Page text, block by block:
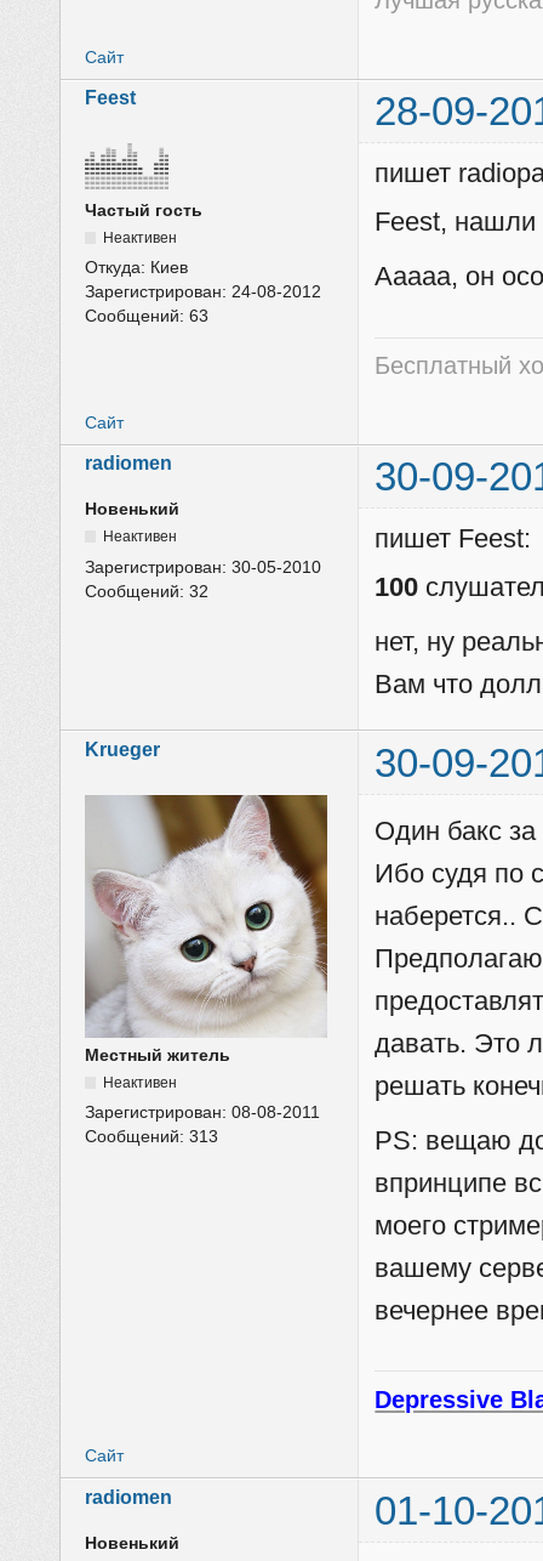
Сайт
Feest 28-09-
Частый гость
Неактивен
Откуда: Киев
Зарегистрирован:24-08-2012
Сообщений:63
пишет
Feest, нашли
Ааааа, он
Бесплатный
Сайт
radiomen 30-09-
Новенький
Неактивен
Зарегистрирован:30-05-2010
Сообщений:32
пишет Feest:
100
нет, ну
Вам что
Krueger 30-09-
Местный житель
Неактивен
Зарегистрирован:08-08-2011
Сообщений:313
Один бакс
Ибо судя по
наберется..
давать. Это
решать
PS: вещаю
впринципе
моего
вашему
вечернее
Depressive
Сайт
radiomen 01-10-
Новенький